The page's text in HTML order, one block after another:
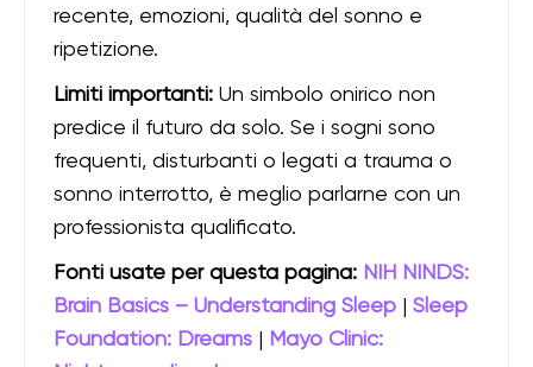
recente, emozioni, qualità del sonno e
ripetizione.
Limiti importanti: Un simbolo onirico non
predice il futuro da solo. Se i sogni sono
frequenti, disturbanti o legati a trauma o
sonno interrotto, è meglio parlarne con un
professionista qualificato.
Fonti usate per questa pagina: NIH NINDS:
Brain Basics – Understanding Sleep
Sleep
Foundation: Dreams
Mayo Clinic: